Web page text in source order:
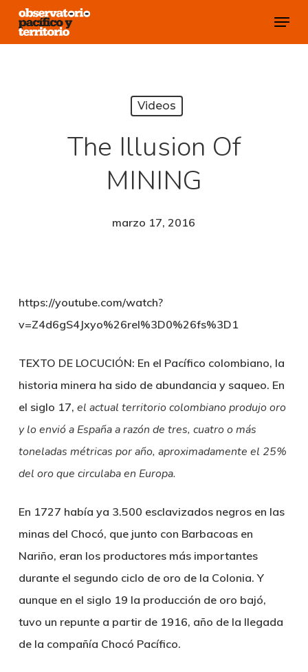
Skip
Menu
Videos
The Illusion Of
MINING
marzo 17, 2016
https://youtube.com/watch?
v=Z4d6gS4Jxyo%26rel%3D0%26fs%3D1
TEXTO DE LOCUCIÓN: En el Pacífico colombiano, la
historia minera ha sido de abundancia y saqueo. En
el siglo 17, el actual territorio colombiano produjo oro
y lo envió a España a razón de tres, cuatro o más
toneladas métricas por año, aproximadamente el 25%
del oro que circulaba en Europa.
En 1727 había ya 3.500 esclavizados negros en las
minas del Chocó, que junto con Barbacoas en
Nariño, eran los productores más importantes
durante el segundo ciclo de oro de la Colonia. Y
aunque en el siglo 19 la producción de oro bajó,
tuvo un repunte a partir de 1916, año de la llegada
de la compañía Chocó Pacífico.
Close